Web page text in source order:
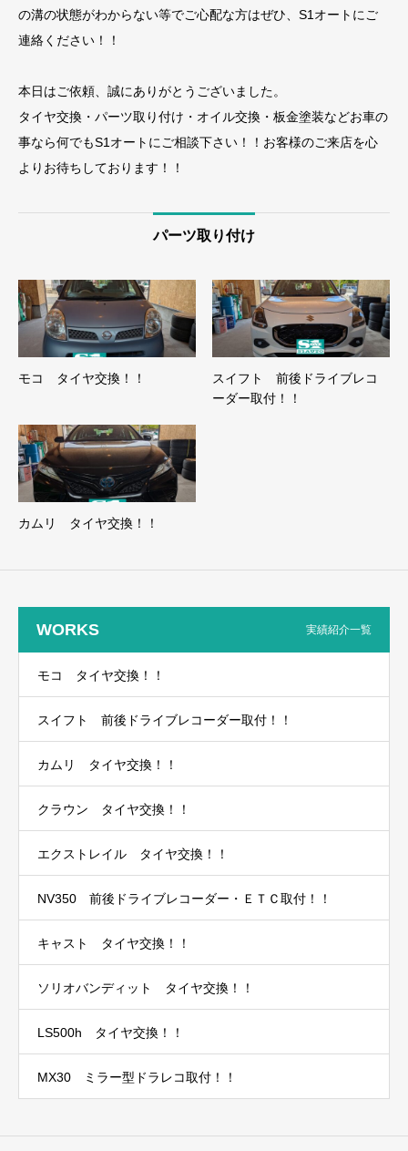
の溝の状態がわからない等でご心配な方はぜひ、S1オートにご
連絡ください！！
本日はご依頼、誠にありがとうございました。
タイヤ交換・パーツ取り付け・オイル交換・板金塗装などお車の
事なら何でもS1オートにご相談下さい！！お客様のご来店を心
よりお待ちしております！！
パーツ取り付け
モコ タイヤ交換！！
スイフト 前後ドライブレコ
ーダー取付！！
カムリ タイヤ交換！！
WORKS 実績紹介一覧
モコ タイヤ交換！！
スイフト 前後ドライブレコーダー取付！！
カムリ タイヤ交換！！
クラウン タイヤ交換！！
エクストレイル タイヤ交換！！
NV350 前後ドライブレコーダー・ＥＴＣ取付！！
キャスト タイヤ交換！！
ソリオバンディット タイヤ交換！！
LS500h タイヤ交換！！
MX30 ミラー型ドラレコ取付！！